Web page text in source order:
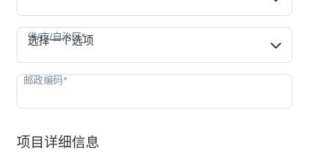
省/市/自治区*
选择一个选项
项目详细信息